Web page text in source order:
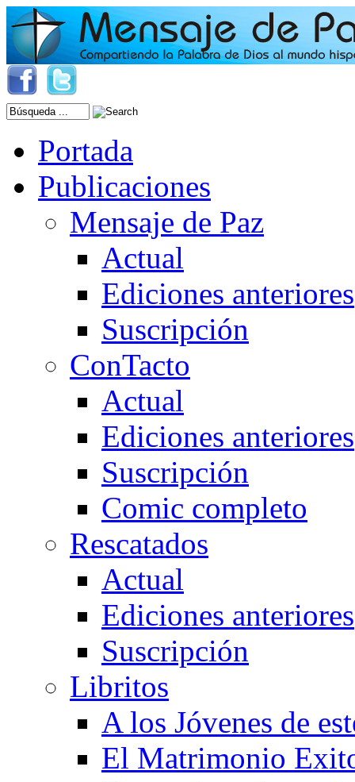
Portada
Publicaciones
Mensaje de Paz
Actual
Ediciones anteriores
Suscripción
ConTacto
Actual
Ediciones anteriores
Suscripción
Comic completo
Rescatados
Actual
Ediciones anteriores
Suscripción
Libritos
A los Jóvenes de
El Matrimonio